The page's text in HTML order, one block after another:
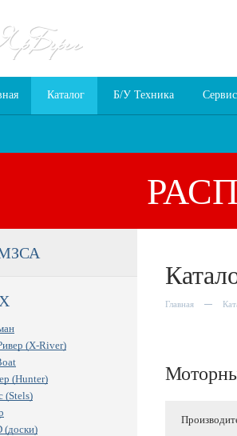
Каталог Б/У Техника Сервис
(X-River)
(Hunter)
(Stels)
(доски)
Главная